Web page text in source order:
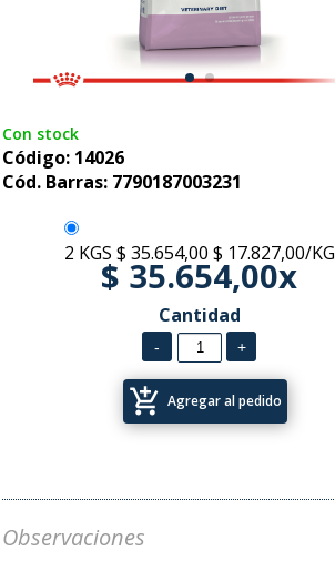
Con stock
Código: 14026
Cód. Barras: 7790187003231
2 KGS $ 35.654,00 $ 17.827,00/KG
$ 35.654,00x
Cantidad
add_shopping_cart Agregar al pedido
Observaciones